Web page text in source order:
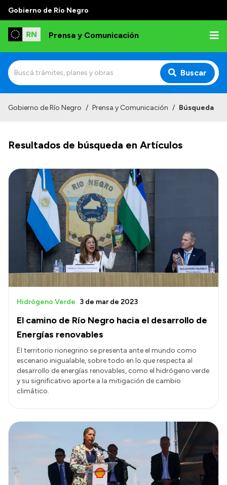
Gobierno de Río Negro
Prensa y Comunicación
Buscar
Autoridades
Referentes de prensa
Archivo de noticias
Transparencia
Presupuesto
Boletín Oficial
Consulta de expedientes
Convocatorias
Intranet
Login
Gobierno de Río Negro / Prensa y Comunicación / Búsqueda
Resultados de búsqueda en Artículos
El camino de Río Negro hacia el desarrollo de
Energías renovables
Hidrógeno Verde 3 de mar de 2023
El territorio rionegrino se presenta ante el mundo como
escenario inigualable, sobre todo en lo que respecta al
desarrollo de energías renovables, como el hidrógeno verde
y su significativo aporte a la mitigación de cambio
climático.